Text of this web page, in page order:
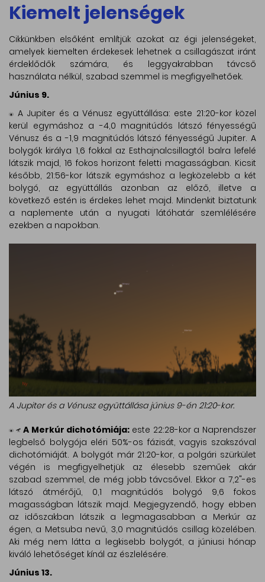
Kiemelt jelenségek
Cikkünkben elsőként említjük azokat az égi jelenségeket,
amelyek kiemelten érdekesek lehetnek a csillagászat iránt
érdeklődők számára, és leggyakrabban távcső
használata nélkül, szabad szemmel is megfigyelhetőek.
Június 9.
A Jupiter és a Vénusz együttállása: este 21:20-kor közel
kerül egymáshoz a -4,0 magnitúdós látszó fényességű
Vénusz és a -1,9 magnitúdós látszó fényességű Jupiter. A
bolygók királya 1,6 fokkal az Esthajnalcsillagtól balra lefelé
látszik majd, 16 fokos horizont feletti magasságban. Kicsit
később, 21:56-kor látszik egymáshoz a legközelebb a két
bolygó, az együttállás azonban az előző, illetve a
következő estén is érdekes lehet majd. Mindenkit biztatunk
a naplemente után a nyugati látóhatár szemlélésére
ezekben a napokban.
A Jupiter és a Vénusz együttállása június 9-én 21:20-kor.
A Merkúr dichotómiája: este 22:28-kor a Naprendszer
legbelső bolygója eléri 50%-os fázisát, vagyis szakszóval
dichotómiáját. A bolygót már 21:20-kor, a polgári szürkület
végén is megfigyelhetjük az élesebb szeműek akár
szabad szemmel, de még jobb távcsővel. Ekkor a 7,2"-es
látszó átmérőjű, 0,1 magnitúdós bolygó 9,6 fokos
magasságban látszik majd. Megjegyzendő, hogy ebben
az időszakban látszik a legmagasabban a Merkúr az
égen, a Metsuba nevű, 3,0 magnitúdós csillag közelében.
Aki még nem látta a legkisebb bolygót, a júniusi hónap
kiváló lehetőséget kínál az észlelésére.
Június 13.